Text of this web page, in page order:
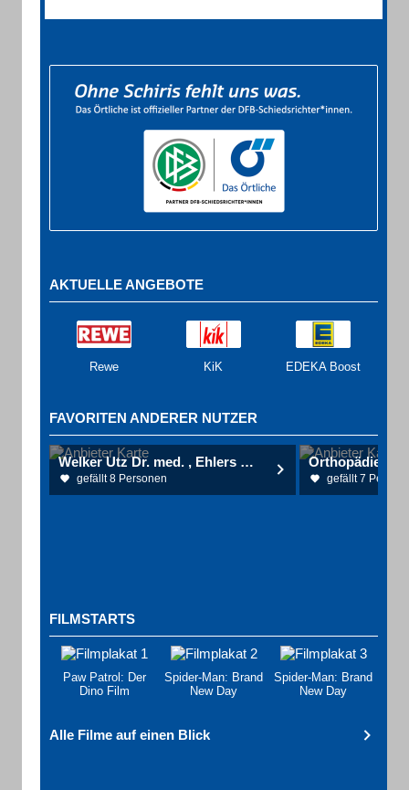
AKTUELLE ANGEBOTE
Rewe KiK EDEKA Boost
FAVORITEN ANDERER NUTZER
Welker Utz Dr. med. , Ehlers Jens Urologische Gemeinschaftspraxis
gefällt 8 Personen gefällt 7
FILMSTARTS
Paw Patrol: Der
Dino Film
Spider-Man: Brand
New Day
Spider-Man: Brand
New Day
Alle Filme auf einen Blick